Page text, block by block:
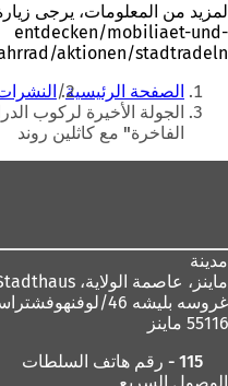
entdecken/mobiliaet-und-
aktionen/stadtradeln
أنت
هنا
الصفحة الرئيسية
الجولة الأخيرة لركوب
الفاخرة" مع كاثلين روند
مدينة
ماينز، عاصمة الولاية،
غروسه بليشه 46/لوفنهوفشتراسه 1،
55116 ماينز
115 - رقم هاتف السلطات